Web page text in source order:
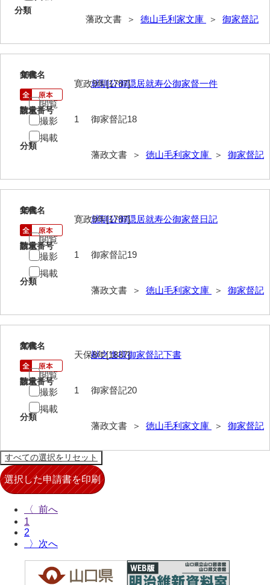
家来分限帳
異国船漂着
書抜
建白書・諸隊規約
風説書
新聞
詠草
太政官諸省達書
公儀所日誌
布告控
分類
藩政文書 ＞ 徳山毛利家文庫 ＞ 御家督記
18
文書名
就馴公御隠居就寿公御家督一件
請求番号
御家督記18
分類
藩政文書 ＞ 徳山毛利家文庫 ＞ 御家督記
年代
寛政9年[1797]
数量
1
閲覧
撮影
掲載
19
文書名
就馴公御隠居就寿公御家督日記
請求番号
御家督記19
分類
藩政文書 ＞ 徳山毛利家文庫 ＞ 御家督記
年代
寛政9年[1797]
数量
1
閲覧
撮影
掲載
20
文書名
猷之進様御家督記下書
請求番号
御家督記20
分類
藩政文書 ＞ 徳山毛利家文庫 ＞ 御家督記
年代
天保8年[1837]
数量
1
閲覧
撮影
掲載
〈
1
2
〉